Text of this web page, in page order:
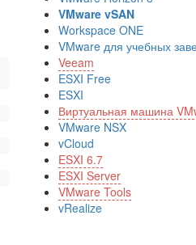
VMware vSAN
Workspace ONE
VMware для учебных
Veeam
ESXI Free
ESXI
Виртуальная машина
VMware NSX
vCloud
ESXI 6.7
ESXI Server
VMware Tools
vRealize